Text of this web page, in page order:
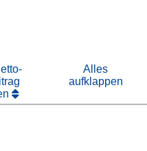
Alles
aufklappen